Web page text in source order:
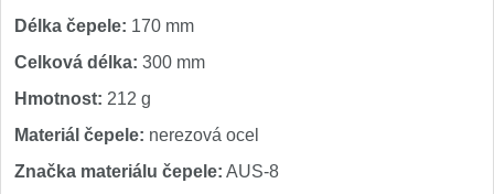
Značky
Délka čepele: 170 mm
Celková délka: 300 mm
Hmotnost: 212 g
Materiál čepele: nerezová ocel
Značka materiálu čepele: AUS-8